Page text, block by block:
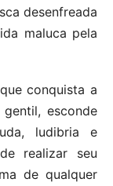
desenfreada
maluca pela
conquista a
esconde
ludibria e
realizar seu
de qualquer